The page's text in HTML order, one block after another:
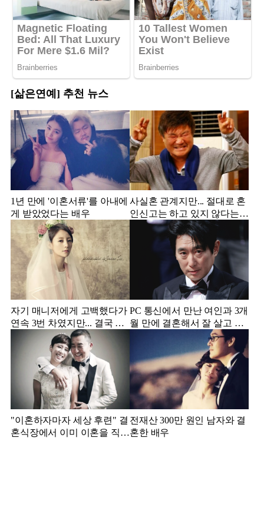
[삶은연예] 추천 뉴스
1년 만에 '이혼서류'를 아내에
게 받았었다는 배우
사실혼 관계지만... 절대로 혼
인신고는 하고 있지 않다는
배우
자기 매니저에게 고백했다가
연속 3번 차였지만... 결국 결
혼에 성공한 배우
PC 통신에서 만난 여인과 3개
월 만에 결혼해서 잘 살고 있
"이혼하자마자 세상 후련" 결
혼식장에서 이미 이혼을 직감
전재산 300만 원인 남자와 결
혼한 배우